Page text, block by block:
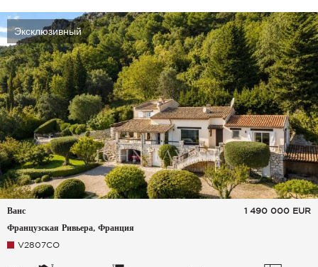
Эксклюзивный
Ванс
Французская Ривьера, Франция
1 490 000 EUR
V2807CO